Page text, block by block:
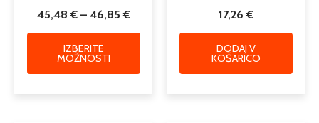
45,48€ – 46,85€
IZBERITE
MOŽNOSTI
17,26€
DODAJ V
KOŠARICO